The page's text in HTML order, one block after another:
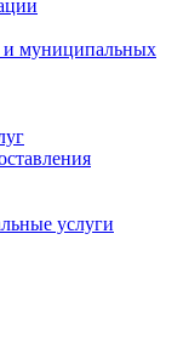
и муниципальных
услуги